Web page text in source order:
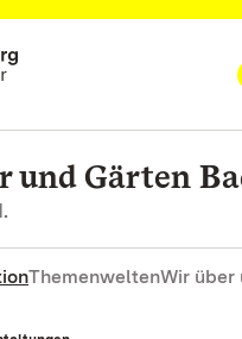
und Gärten
ThemenweltenWir über